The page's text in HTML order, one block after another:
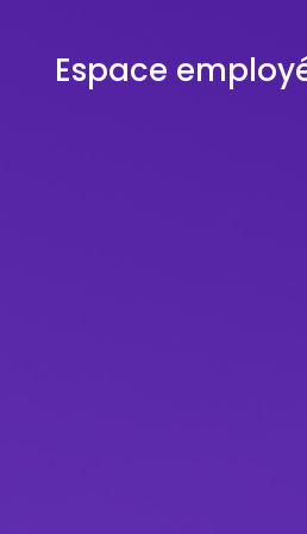
Espace